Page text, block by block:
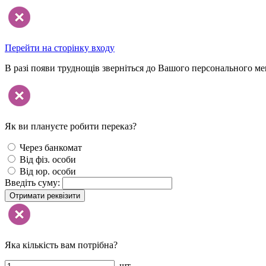
Перейти на сторінку входу
В разі появи труднощів зверніться до Вашого персонального
Як ви плануєте робити переказ?
Через банкомат
Від фіз. особи
Від юр. особи
Введіть суму:
Отримати реквізити
Яка кількість вам потрібна?